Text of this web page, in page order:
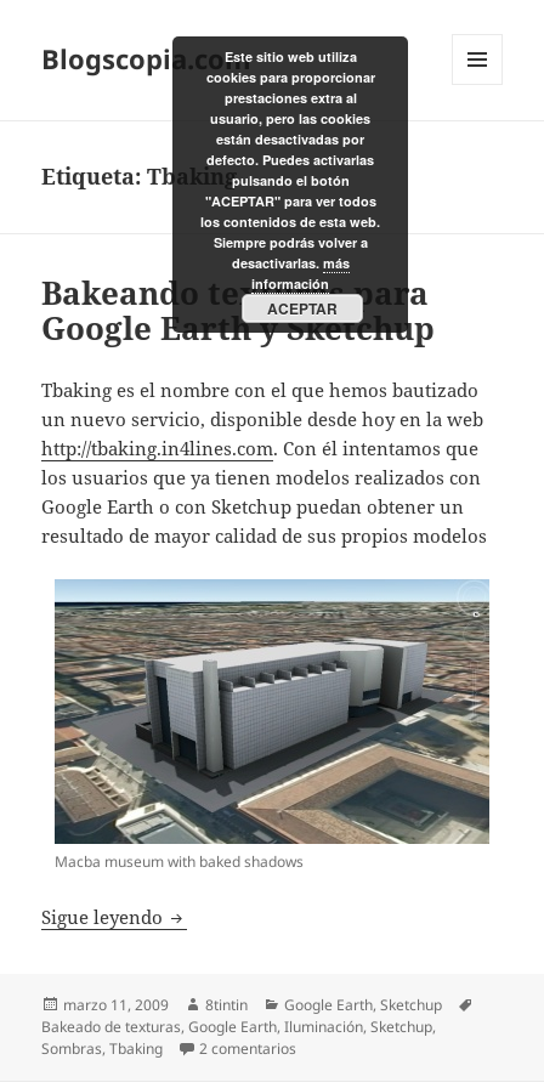
Blogscopia.com
Etiqueta:Tbaking
Bakeando texturas para
Google Earth y Sketchup
Tbaking es el nombre con el que hemos bautizado
un nuevo servicio, disponible desde hoy en la web
http://tbaking.in4lines.com. Con él intentamos que
los usuarios que ya tienen modelos realizados con
Google Earth o con Sketchup puedan obtener un
resultado de mayor calidad de sus propios modelos
Macba museum with baked shadows
Sigue leyendo Bakeando texturas para Google Earth y
Publicado
el
marzo 11, 2009 Autor
8tintin Categorías
Google Earth,Sketchup
Bakeado de texturas,Google Earth,Iluminación,Sketchup,
Sombras,Tbaking 2 comentarios
Este sitio web utiliza
cookies para proporcionar
prestaciones extra al
usuario, pero las cookies
están desactivadas por
defecto. Puedes activarlas
pulsando el botón
"ACEPTAR" para ver todos
los contenidos de esta web.
Siempre podrás volver a
desactivarlas. más
información
ACEPTAR